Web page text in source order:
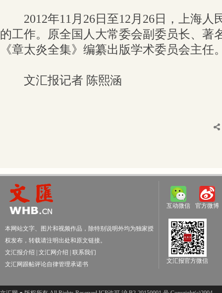
2012年11月26日至12月26日，上海人
的工作。原全国人大常委会副委员长、著
《章太炎全集》编纂出版学术委员会主任
文汇报记者 陈熙涵
本网站文字、图片和视频作品，除特别说明外均为独家授
权发布，转载请注明出处和原文链接。
文汇报介绍
文汇网介绍
联系我们
文汇网跟帖评论自律管理承诺书
互动微信 官方微博
文汇报官方微信